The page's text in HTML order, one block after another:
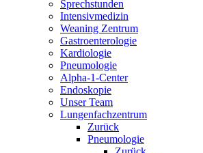
Sprechstunden
Intensivmedizin
Weaning Zentrum
Gastroenterologie
Kardiologie
Pneumologie
Alpha-1-Center
Endoskopie
Unser Team
Lungenfachzentrum
Zurück
Pneumologie